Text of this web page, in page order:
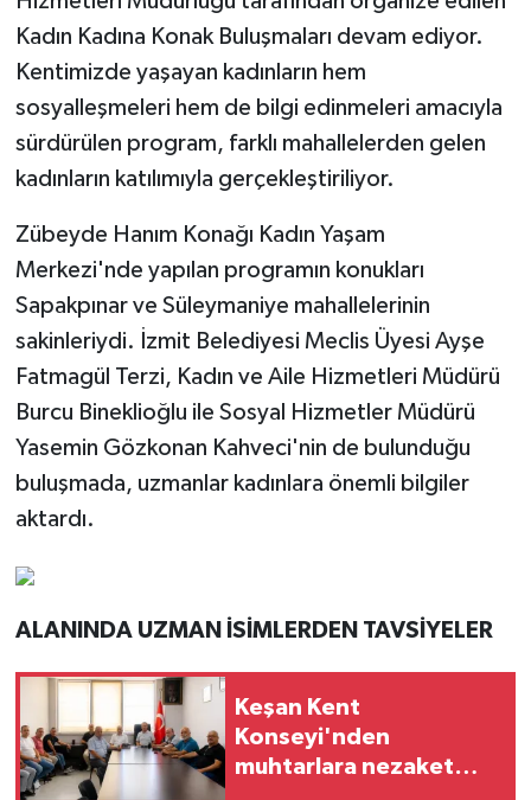
Kadın Kadına Konak Buluşmaları devam ediyor.
Kentimizde yaşayan kadınların hem
sosyalleşmeleri hem de bilgi edinmeleri amacıyla
sürdürülen program, farklı mahallelerden gelen
kadınların katılımıyla gerçekleştiriliyor.
Zübeyde Hanım Konağı Kadın Yaşam
Merkezi'nde yapılan programın konukları
Sapakpınar ve Süleymaniye mahallelerinin
sakinleriydi. İzmit Belediyesi Meclis Üyesi Ayşe
Fatmagül Terzi, Kadın ve Aile Hizmetleri Müdürü
Burcu Bineklioğlu ile Sosyal Hizmetler Müdürü
Yasemin Gözkonan Kahveci'nin de bulunduğu
buluşmada, uzmanlar kadınlara önemli bilgiler
aktardı.
ALANINDA UZMAN İSİMLERDEN TAVSİYELER
Keşan Kent
Konseyi'nden
muhtarlara nezaket